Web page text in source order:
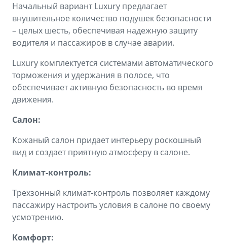
Начальный вариант Luxury предлагает
внушительное количество подушек безопасности
– целых шесть, обеспечивая надежную защиту
водителя и пассажиров в случае аварии.
Luxury комплектуется системами автоматического
торможения и удержания в полосе, что
обеспечивает активную безопасность во время
движения.
Салон:
Кожаный салон придает интерьеру роскошный
вид и создает приятную атмосферу в салоне.
Климат-контроль:
Трехзонный климат-контроль позволяет каждому
пассажиру настроить условия в салоне по своему
усмотрению.
Комфорт: